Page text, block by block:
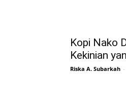
Kopi Nako
Kekinian
Riska A. Subarkah -